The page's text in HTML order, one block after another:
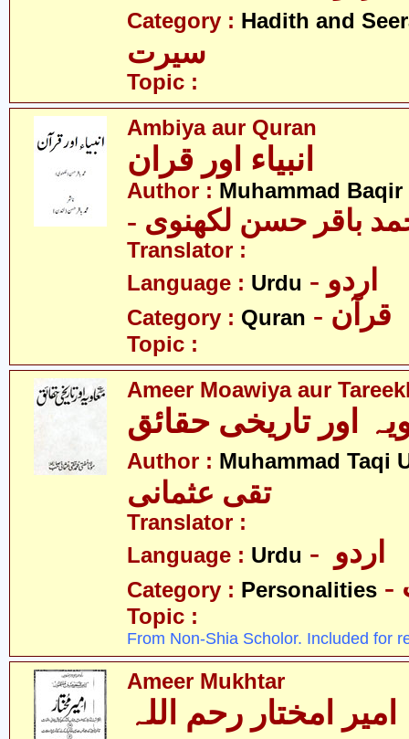
Category : Hadith and
سیرت
Topic :
Ambiya aur Quran
انبیاء اور قران
Author : Muhammad
باقر حسن لکھنوی
Translator :
Language : Urdu - اردو
Category : Quran - قرآن
Topic :
Ameer Moawiya aur
Author : Muhammad Taqi
تقی عثمانی
Translator :
Language : Urdu
Category : Personalities
Topic :
From Non-Shia Scholor. Included for
Ameer Mukhtar
امیر امختار رحم اللہ